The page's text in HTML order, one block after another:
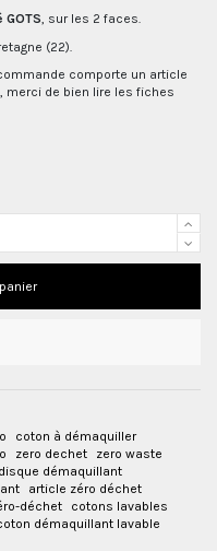
, sur les 2 faces.
(22).
comporte un article
merci de bien lire les fiches
coton à démaquiller
zero dechet
zero waste
disque démaquillant
article zéro déchet
déchet
cotons lavables
démaquillant lavable